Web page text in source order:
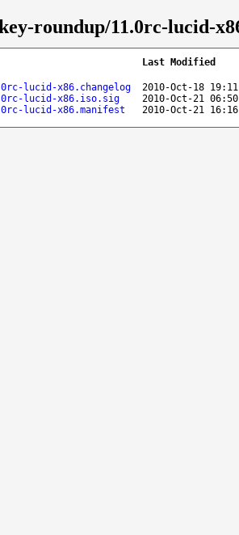
roundup/11.0rc-lucid-
Last Modified
lucid-x86.changelog
2010-Oct-18
lucid-x86.iso.sig
2010-Oct-21
lucid-x86.manifest
2010-Oct-21